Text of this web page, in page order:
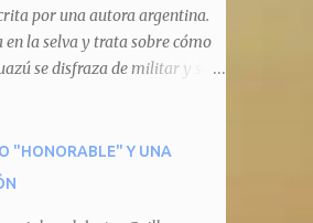
por una autora argentina.
en la selva y trata sobre cómo
se disfraza de militar y se
circular por ahí. En
aparece Teteu, el tero,
"HONORABLE" Y UNA